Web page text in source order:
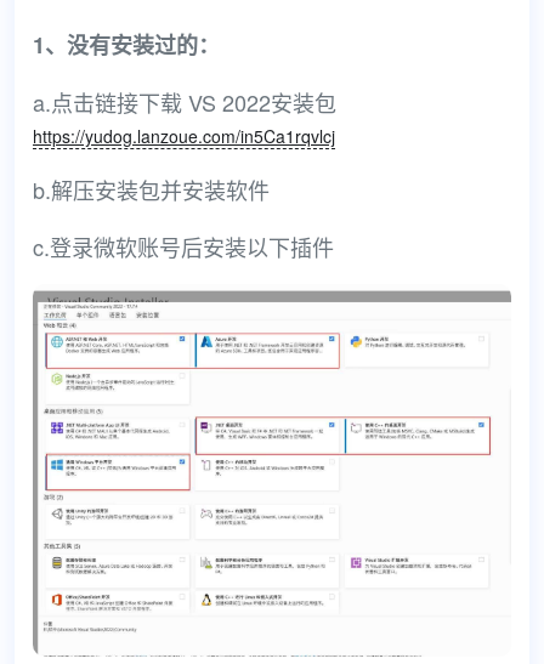
1、没有安装过的：
a.点击链接下载 VS 2022安装包
https://yudog.lanzoue.com/in5Ca1rqvlcj
b.解压安装包并安装软件
c.登录微软账号后安装以下插件